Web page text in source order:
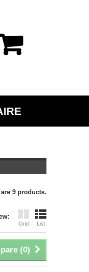
9 products.
Grid List
(0)